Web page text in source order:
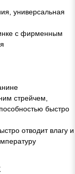
универсальная
с фирменным
стрейчем,
быстро
отводит влагу и